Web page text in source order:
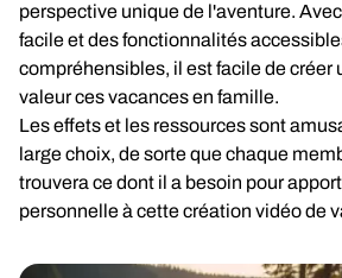
perspective unique de l'aventure.
facile et des fonctionnalités
compréhensibles, il est facile de créer
valeur ces vacances en famille.
Les effets et les ressources sont
large choix, de sorte que chaque
trouvera ce dont il a besoin pour
personnelle à cette création vidéo de